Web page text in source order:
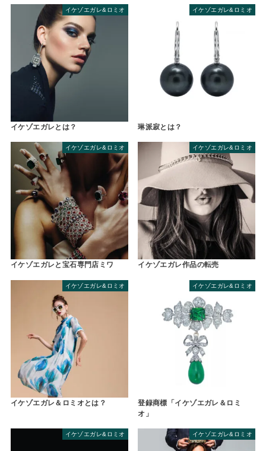
イケゾエガレ&ロミオ
イケゾエガレとは？
イケゾエガレ&ロミオ
琳派寂とは？
イケゾエガレ&ロミオ
イケゾエガレと宝石専門店ミワ
イケゾエガレ&ロミオ
イケゾエガレ作品の転売
イケゾエガレ&ロミオ
イケゾエガレ＆ロミオとは？
イケゾエガレ&ロミオ
登録商標「イケゾエガレ＆ロミ
オ」
イケゾエガレ&ロミオ イケゾエガレ&ロミオ